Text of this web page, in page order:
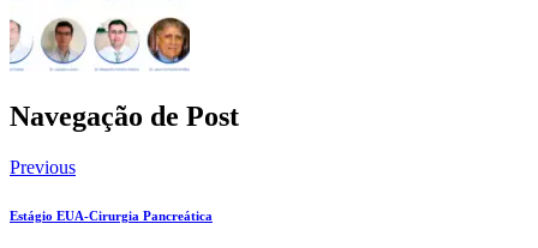
Navegação de Post
Previous
Estágio EUA-Cirurgia Pancreática